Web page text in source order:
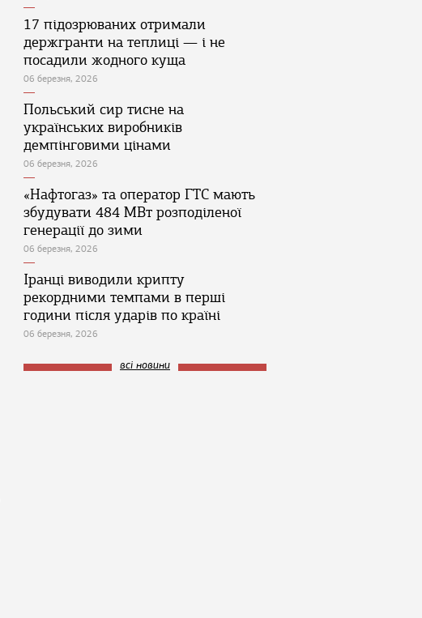
17 підозрюваних отримали
держгранти на теплиці — і не
посадили жодного куща
06 березня, 2026
Польський сир тисне на
українських виробників
демпінговими цінами
06 березня, 2026
«Нафтогаз» та оператор ГТС мають
збудувати 484 МВт розподіленої
генерації до зими
06 березня, 2026
Іранці виводили крипту
рекордними темпами в перші
години після ударів по країні
06 березня, 2026
всі новини